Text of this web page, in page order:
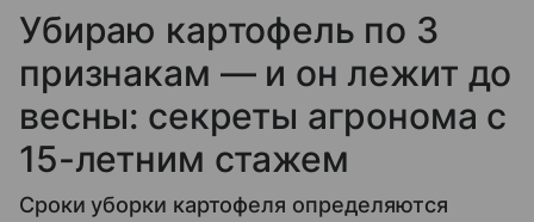
Убираю картофель по 3
признакам — и он лежит до
весны: секреты агронома с
15-летним стажем
Сроки уборки картофеля определяются